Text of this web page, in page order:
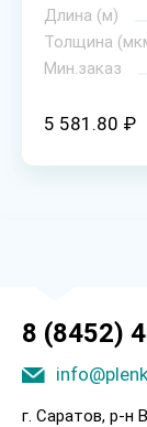
Длина (м)
Толщина
Мин.заказ
5 581.80 ₽
8 (8452)
г. Саратов, p-н